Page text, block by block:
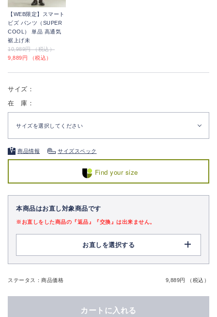
【WEB限定】スマート
ビズ パンツ（SUPER
COOL） 単品 高通気
裾上げ未
10,989円 （税込）
9,889円 （税込）
サイズ：
在 庫：
サイズを選択してください
商品情報 サイズスペック
Find your size
本商品はお直し対象商品です
※お直しをした商品の『返品』『交換』は出来ません。
お直しを選択する
ステータス：商品価格 9,889円 （税込）
カートに入れる